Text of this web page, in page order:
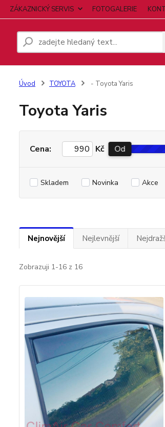
ZÁKAZNICKÝ SERVIS FOTOGALERIE
Úvod TOYOTA - Toyota Yaris
Toyota Yaris
Cena: Kč Od
Skladem Novinka Akce
Nejnovější Nejlevnější
Zobrazuji 1-16 z 16